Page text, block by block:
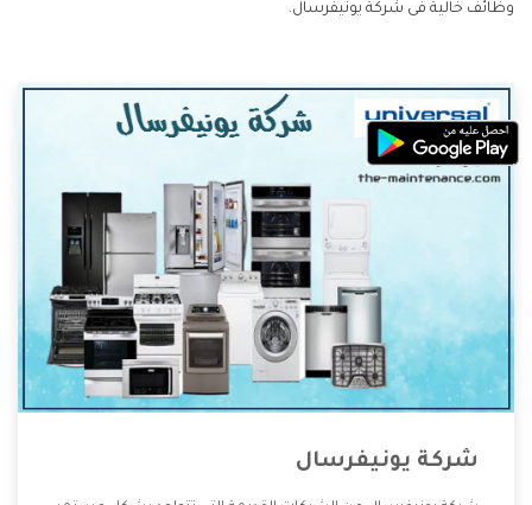
وظائف خالية فى شركة يونيفرسال.
شركة يونيفرسال